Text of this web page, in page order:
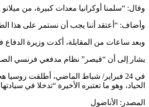
وقال: “سلمنا أوكرانيا معدات كبيرة، من
وأضاف: “أعتقد أننا يجب أن نستمر على هذا
وبعد ساعات من المقابلة، أكدت وزيرة
يشار إلى أن “قيصر” نظام مدفعي فرنسي
في 24 فبراير/ شباط الماضي، أطلقت
الحياد، وهو ما تعتبره الأخيرة “تدخلا في
المصدر: الأناضول